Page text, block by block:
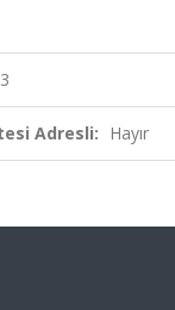
Adresli: Hayır